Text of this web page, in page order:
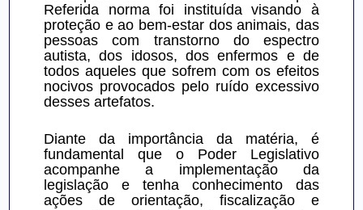
Referida norma foi instituída visando à
proteção e ao bem-estar dos animais, das
pessoas com transtorno do espectro
autista, dos idosos, dos enfermos e de
todos aqueles que sofrem com os efeitos
nocivos provocados pelo ruído excessivo
desses artefatos.
Diante da importância da matéria, é
fundamental que o Poder Legislativo
acompanhe a implementação da
legislação e tenha conhecimento das
ações de orientação, fiscalização e